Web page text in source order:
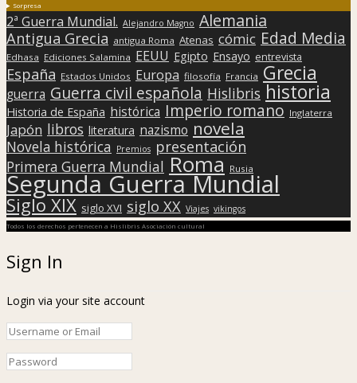
Sorpresa
2ª Guerra Mundial. Alejandro Magno Alemania
Antigua Grecia antigua Roma Atenas cómic Edad Media
Edhasa Ediciones Salamina EEUU Egipto Ensayo entrevista
España Estados Unidos Europa filosofía Francia Grecia
guerra Guerra civil española Hislibris historia
Historia de España histórica Imperio romano Inglaterra
Japón libros literatura nazismo novela
Novela histórica Premios presentación
Primera Guerra Mundial Roma Rusia
Segunda Guerra Mundial
Siglo XIX siglo XVI siglo XX Viajes vikingos
Todos los derechos pertenecen a Hislibris Asociación cultural
Sign In
Login via your site account